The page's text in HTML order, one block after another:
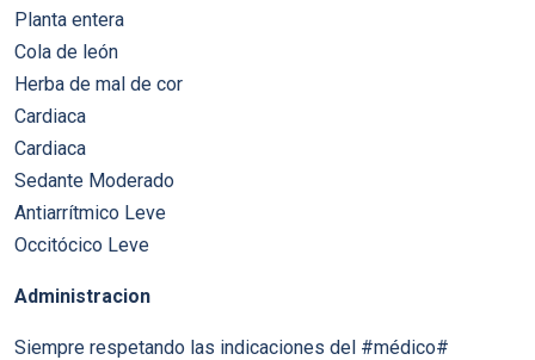
Planta entera
Cola de león
Herba de mal de cor
Cardiaca
Cardiaca
Sedante Moderado
Antiarrítmico Leve
Occitócico Leve
Administracion
Siempre respetando las indicaciones del #médico#